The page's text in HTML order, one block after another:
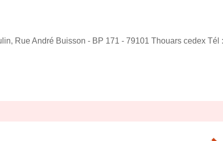
Rue André Buisson - BP 171 - 79101 Thouars cedex Tél